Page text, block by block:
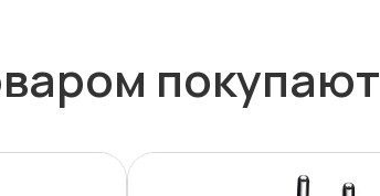
покупают